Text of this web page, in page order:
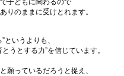
子どもに関わるので
りのままに受けとれます。
というよりも、
とうとする力”を信じています。
願っているだろうと捉え、